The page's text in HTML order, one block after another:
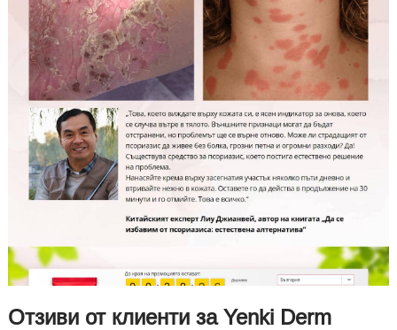
Отзиви от клиенти за Yenki Derm